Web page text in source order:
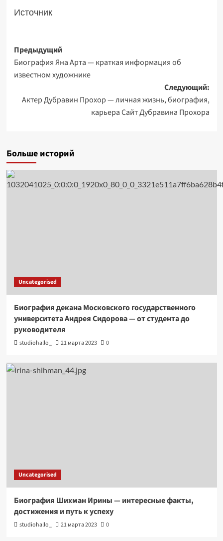
Источник
Навигация
записи
Предыдущий
Биография Яна Арта — краткая информация об
известном художнике
Следующий:
Актер Дубравин Прохор — личная жизнь, биография,
карьера Сайт Дубравина Прохора
Больше историй
Uncategorised
Биография декана Московского государственного
университета Андрея Сидорова — от студента до
руководителя
studiohallo_ 21 марта 2023 0
Uncategorised
Биография Шихман Ирины — интересные факты,
достижения и путь к успеху
studiohallo_ 21 марта 2023 0